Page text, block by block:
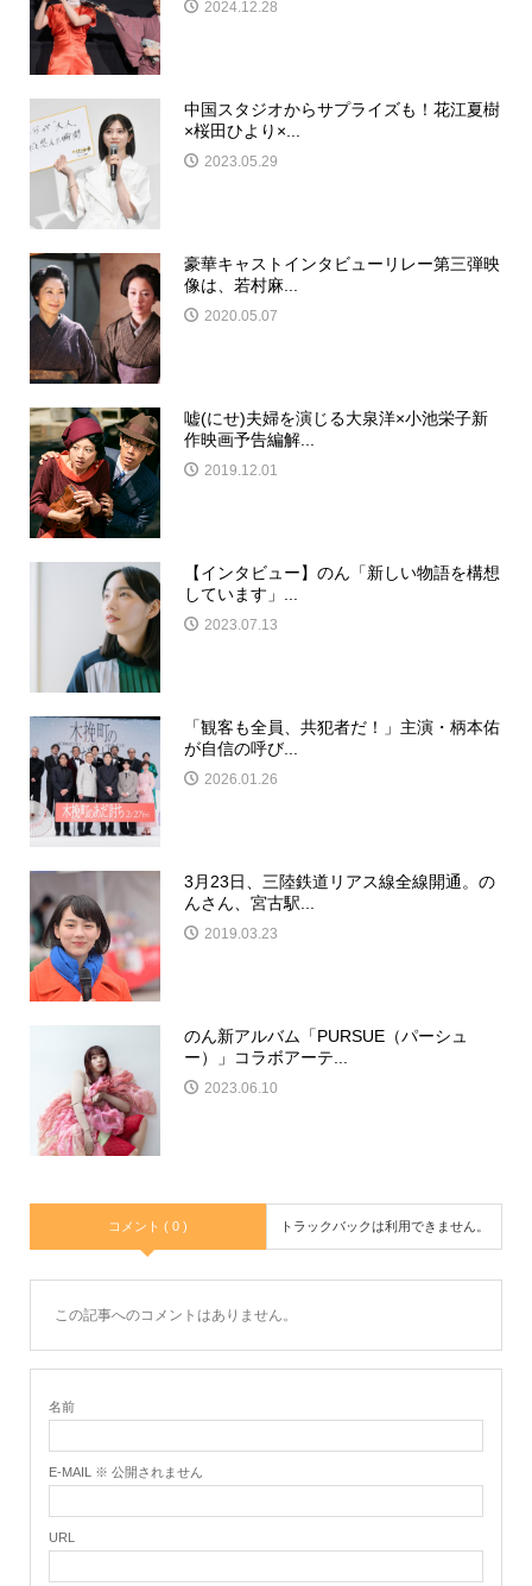
2024.12.28
中国スタジオからサプライズも！花江夏樹
×桜田ひより×...
2023.05.29
豪華キャストインタビューリレー第三弾映
像は、若村麻...
2020.05.07
嘘(にせ)夫婦を演じる大泉洋×小池栄子新
作映画予告編解...
2019.12.01
【インタビュー】のん「新しい物語を構想
しています」...
2023.07.13
「観客も全員、共犯者だ！」主演・柄本佑
が自信の呼び...
2026.01.26
3月23日、三陸鉄道リアス線全線開通。の
んさん、宮古駅...
2019.03.23
のん新アルバム「PURSUE（パーシュ
ー）」コラボアーテ...
2023.06.10
コメント ( 0 ) トラックバックは利用できません。
この記事へのコメントはありません。
名前
E-MAIL ※ 公開されません
URL